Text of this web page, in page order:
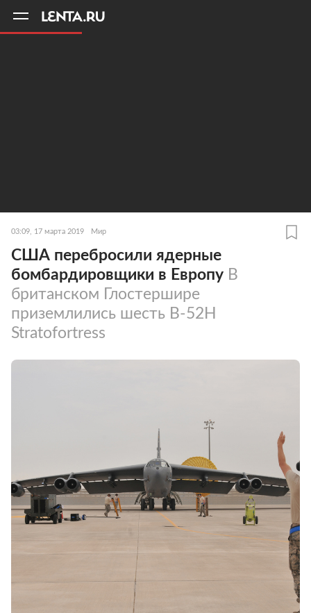
03:09, 17 марта 2019 Мир
США перебросили ядерные
бомбардировщики в Европу В
британском Глостершире
приземлились шесть B-52H
Stratofortress